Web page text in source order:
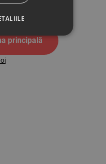
principală